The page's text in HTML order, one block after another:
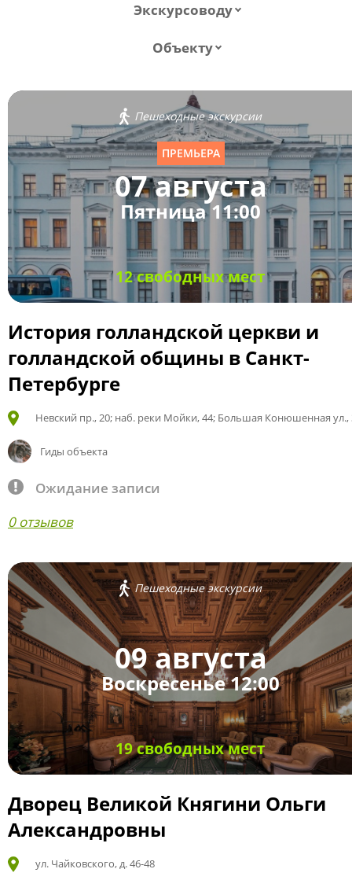
Экскурсоводу
Объекту
Пешеходные экскурсии
ПРЕМЬЕРА
07 августа
Пятница 11:00
12 свободных мест
История голландской церкви и
голландской общины в Санкт-
Петербурге
Невский пр., 20; наб. реки Мойки, 44; Большая Конюшенная ул.,
Гиды объекта
Ожидание записи
0 отзывов
Пешеходные экскурсии
09 августа
Воскресенье 12:00
19 свободных мест
Дворец Великой Княгини Ольги
Александровны
ул. Чайковского, д. 46-48